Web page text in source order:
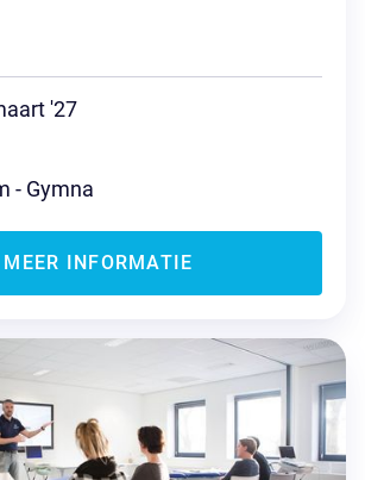
'27
- Gymna
MEER INFORMATIE